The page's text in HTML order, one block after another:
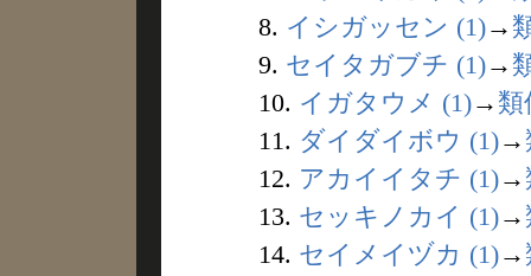
8. イシガッセン (1)→
9. セイタガブチ (1)→
10. イガタウメ (1)→ 類
11. ダイダイボウ (1)→
12. アカイイタチ (1)→
13. セッキノカイ (1)→
14. セイメイヅカ (1)→